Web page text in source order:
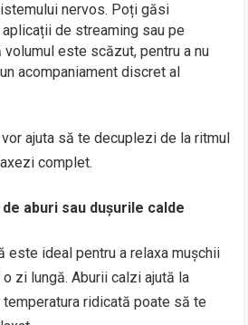
nervos. Poți găsi
de streaming sau pe
volumul este scăzut, pentru a nu
acompaniament discret al
ajuta să te decuplezi de la ritmul
complet.
aburi sau dușurile calde
este ideal pentru a relaxa mușchii
zi lungă. Aburii calzi ajută la
ridicată poate să te